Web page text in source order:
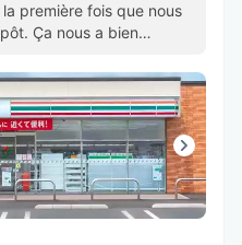
première fois que nous
Ça nous a bien